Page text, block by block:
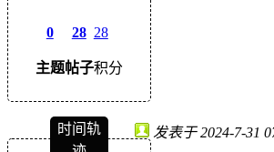
0
主题
28
帖子
28
积分
时间轨
发表于 2024-7-31